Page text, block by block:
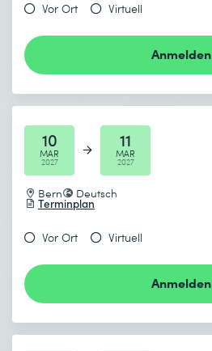
Vor Ort Virtuell
Anmelden
10
MAR
2027
11
MAR
2027
Bern Deutsch
Terminplan
Vor Ort Virtuell
Anmelden